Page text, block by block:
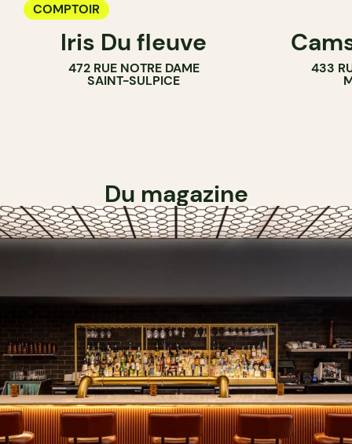
COMPTOIR
Iris Du fleuve
472 RUE NOTRE DAME
SAINT-SULPICE
433
Du magazine